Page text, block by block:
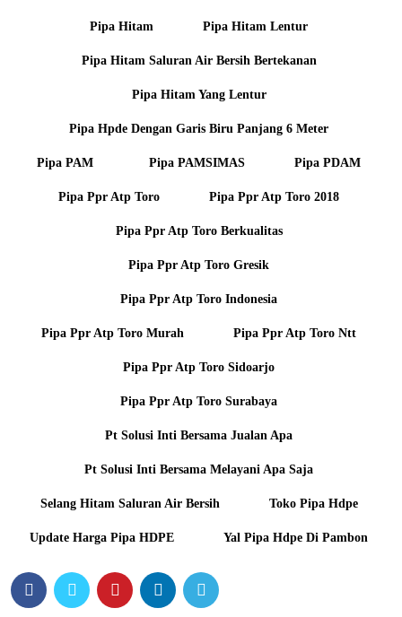
Pipa Hitam Pipa Hitam Lentur
Pipa Hitam Saluran Air Bersih Bertekanan
Pipa Hitam Yang Lentur
Pipa Hpde Dengan Garis Biru Panjang 6 Meter
Pipa PAM Pipa PAMSIMAS Pipa PDAM
Pipa Ppr Atp Toro Pipa Ppr Atp Toro 2018
Pipa Ppr Atp Toro Berkualitas
Pipa Ppr Atp Toro Gresik
Pipa Ppr Atp Toro Indonesia
Pipa Ppr Atp Toro Murah Pipa Ppr Atp Toro Ntt
Pipa Ppr Atp Toro Sidoarjo
Pipa Ppr Atp Toro Surabaya
Pt Solusi Inti Bersama Jualan Apa
Pt Solusi Inti Bersama Melayani Apa Saja
Selang Hitam Saluran Air Bersih Toko Pipa Hdpe
Update Harga Pipa HDPE Yal Pipa Hdpe Di Pambon